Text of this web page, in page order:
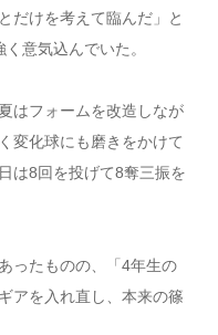
だけを考えて臨んだ」と
意気込んでいた。
はフォームを改造しなが
変化球にも磨きをかけて
は8回を投げて8奪三振を
ったものの、「4年生の
アを入れ直し、本来の篠